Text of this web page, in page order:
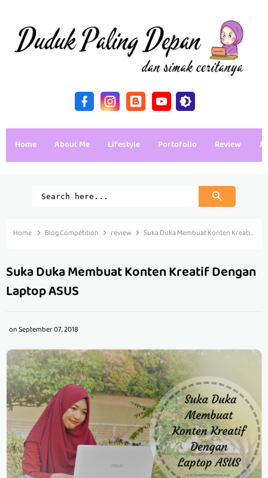
Home About Me Lifestyle Portofolio Review
Home Blog Competition review Suka Duka Membuat Konten Kreatif Dengan Laptop ASUS
Suka Duka Membuat Konten Kreatif Dengan
Laptop ASUS
onSeptember 07, 2018